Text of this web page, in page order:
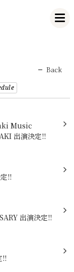
Back
Music
出演決定!!
!!
出演決定!!
!!